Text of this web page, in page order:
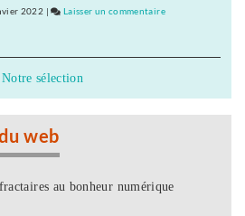
santé
2022 | Laisser un commentaireon
Notre sélection
web
au bonheur numérique